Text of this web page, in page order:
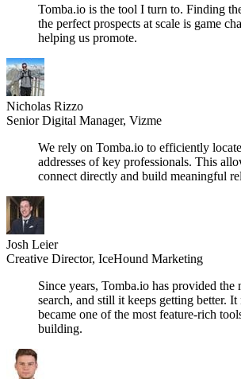
Tomba.io is the tool I turn to. Finding
the perfect prospects at scale is game
helping us promote.
Nicholas Rizzo
Senior Digital Manager, Vizme
We rely on Tomba.io to efficiently
addresses of key professionals. This
connect directly and build meaningful
Josh Leier
Creative Director, IceHound Marketing
Since years, Tomba.io has provided the
search, and still it keeps getting better. It
became one of the most feature-rich
building.